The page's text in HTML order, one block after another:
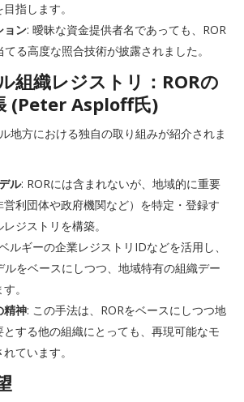
指します。
ョン: 曖昧な資金提供者名であっても、ROR
る高度な照合技術が披露されました。
組織レジストリ：RORの
(Peter Asploff氏)
地方における独自の取り組みが紹介されま
ル: RORには含まれないが、地域的に重要
利団体や政府機関など）を特定・登録す
ジストリを構築。
ルギーの企業レジストリIDなどを活用し、
ルをベースにしつつ、地域特有の組織デー
。
精神: この手法は、RORをベースにしつつ地
する他の組織にとっても、再現可能なモ
ています。